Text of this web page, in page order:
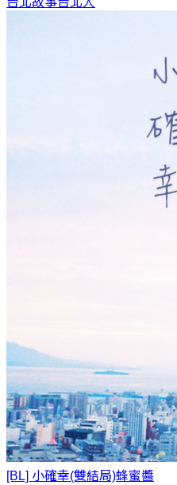
[BL] 小確幸(雙結局)蜂蜜醬